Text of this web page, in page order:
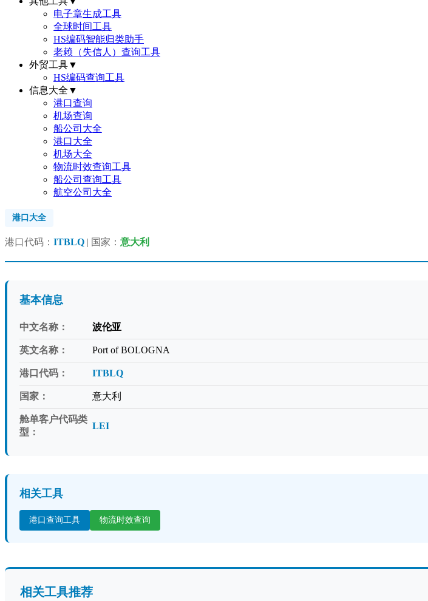
电子章生成工具
全球时间工具
HS编码智能归类助手
老赖（失信人）查询工具
外贸工具▼
HS编码查询工具
信息大全 ▼
港口查询
机场查询
船公司大全
港口大全
机场大全
物流时效查询工具
船公司查询工具
航空公司大全
港口大全
港口代码： ITBLQ | 国家： 意大利
基本信息
中文名称： 波伦亚
英文名称： Port of BOLOGNA
港口代码： ITBLQ
国家： 意大利
舱单客户代码类
型：
LEI
相关工具
港口查询工具 物流时效查询
相关工具推荐